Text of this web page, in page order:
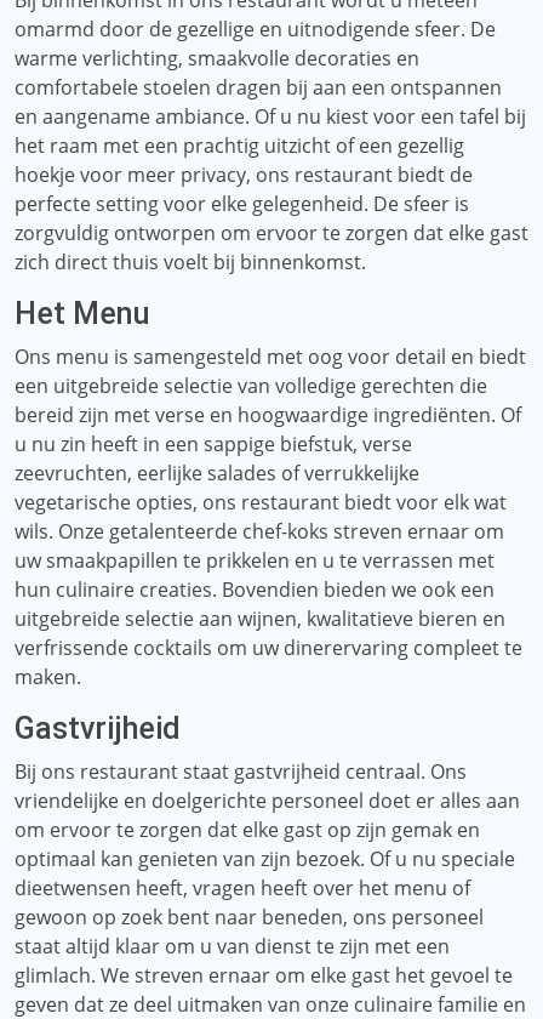
omarmd door de gezellige en uitnodigende sfeer. De
warme verlichting, smaakvolle decoraties en
comfortabele stoelen dragen bij aan een ontspannen
en aangename ambiance. Of u nu kiest voor een tafel bij
het raam met een prachtig uitzicht of een gezellig
hoekje voor meer privacy, ons restaurant biedt de
perfecte setting voor elke gelegenheid. De sfeer is
zorgvuldig ontworpen om ervoor te zorgen dat elke gast
zich direct thuis voelt bij binnenkomst.
Het Menu
Ons menu is samengesteld met oog voor detail en biedt
een uitgebreide selectie van volledige gerechten die
bereid zijn met verse en hoogwaardige ingrediënten. Of
u nu zin ​​heeft in een sappige biefstuk, verse
zeevruchten, eerlijke salades of verrukkelijke
vegetarische opties, ons restaurant biedt voor elk wat
wils. Onze getalenteerde chef-koks streven ernaar om
uw smaakpapillen te prikkelen en u te verrassen met
hun culinaire creaties. Bovendien bieden we ook een
uitgebreide selectie aan wijnen, kwalitatieve bieren en
verfrissende cocktails om uw dinerervaring compleet te
maken.
Gastvrijheid
Bij ons restaurant staat gastvrijheid centraal. Ons
vriendelijke en doelgerichte personeel doet er alles aan
om ervoor te zorgen dat elke gast op zijn gemak en
optimaal kan genieten van zijn bezoek. Of u nu speciale
dieetwensen heeft, vragen heeft over het menu of
gewoon op zoek bent naar beneden, ons personeel
staat altijd klaar om u van dienst te zijn met een
glimlach. We streven ernaar om elke gast het gevoel te
geven dat ze deel uitmaken van onze culinaire familie en